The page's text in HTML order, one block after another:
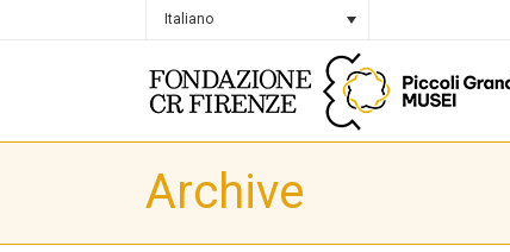
Italiano
Archive